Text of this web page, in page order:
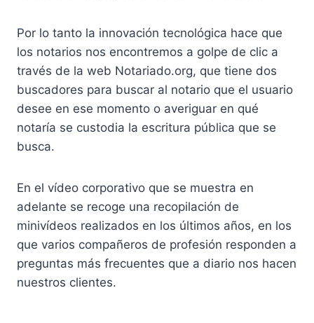
Por lo tanto la innovación tecnológica hace que
los notarios nos encontremos a golpe de clic a
través de la web Notariado.org, que tiene dos
buscadores para buscar al notario que el usuario
desee en ese momento o averiguar en qué
notaría se custodia la escritura pública que se
busca.
En el vídeo corporativo que se muestra en
adelante se recoge una recopilación de
minivídeos realizados en los últimos años, en los
que varios compañeros de profesión responden a
preguntas más frecuentes que a diario nos hacen
nuestros clientes.